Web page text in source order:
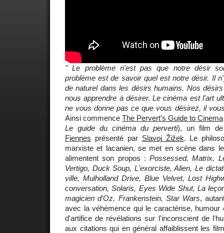
" Le problème n'est pas que notre désir
problème est de savoir quel est notre désir. Il
de naturel dans les désirs humains. Nos
nous apprendre à désirer. Le cinéma est l'art
ne vous donne pas ce que vous désirez, il
Ainsi commence The Pervert's Guide to Cinema
Le guide du cinéma du perverti), un film
Fiennes présenté par Slavoj Žižek. Le
marxiste et lacanien, se met en scène dans
alimentent son propos : Possessed, Matrix,
Vertigo, Duck Soup, L'exorciste, Alien, Le
ville, Mulholland Drive, Blue Velvet, Lost
conversation, Solaris, Eyes Wide Shut, La
magicien d'Oz, Frankenstein, Star Wars,
avec la véhémence qui le caractérise, humour
d'artifice de révélations sur l'inconscient de
aux citations qui en général affaiblissent les